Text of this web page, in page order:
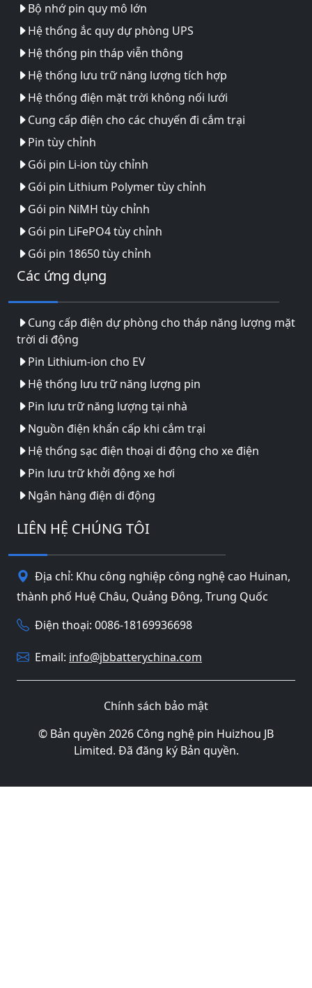
Bộ nhớ pin quy mô lớn
Hệ thống ắc quy dự phòng UPS
Hệ thống pin tháp viễn thông
Hệ thống lưu trữ năng lượng tích hợp
Hệ thống điện mặt trời không nối lưới
Cung cấp điện cho các chuyến đi cắm trại
Pin tùy chỉnh
Gói pin Li-ion tùy chỉnh
Gói pin Lithium Polymer tùy chỉnh
Gói pin NiMH tùy chỉnh
Gói pin LiFePO4 tùy chỉnh
Gói pin 18650 tùy chỉnh
Các ứng dụng
Cung cấp điện dự phòng cho tháp năng lượng mặt
trời di động
Pin Lithium-ion cho EV
Hệ thống lưu trữ năng lượng pin
Pin lưu trữ năng lượng tại nhà
Nguồn điện khẩn cấp khi cắm trại
Hệ thống sạc điện thoại di động cho xe điện
Pin lưu trữ khởi động xe hơi
Ngân hàng điện di động
LIÊN HỆ CHÚNG TÔI
Địa chỉ: Khu công nghiệp công nghệ cao Huinan,
thành phố Huệ Châu, Quảng Đông, Trung Quốc
Điện thoại: 0086-18169936698
Email: info@jbbatterychina.com
Chính sách bảo mật
© Bản quyền 2026 Công nghệ pin Huizhou JB
Limited. Đã đăng ký Bản quyền.